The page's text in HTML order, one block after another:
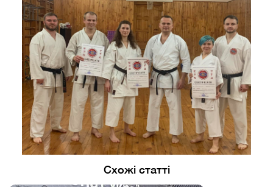
Схожі статті